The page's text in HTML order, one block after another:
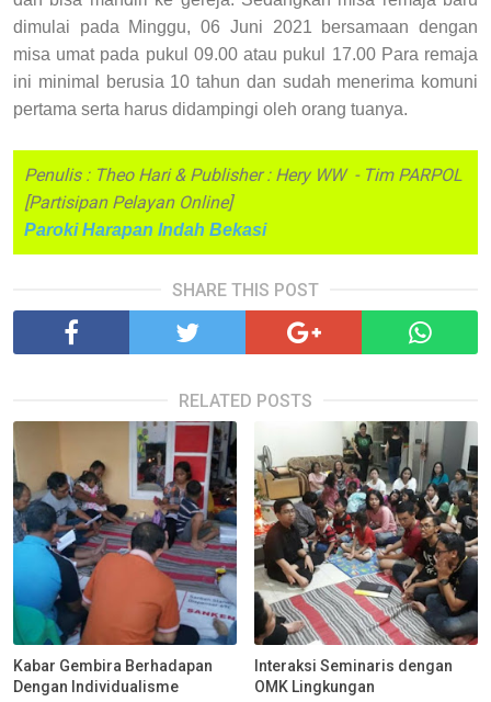
dimulai pada Minggu, 06 Juni 2021 bersamaan dengan
misa umat pada pukul 09.00 atau pukul 17.00 Para remaja
ini minimal berusia 10 tahun dan sudah menerima komuni
pertama serta harus didampingi oleh orang tuanya.
Penulis : Theo Hari & Publisher : Hery WW - Tim PARPOL
[Partisipan Pelayan Online]
Paroki Harapan Indah Bekasi
SHARE THIS POST
RELATED POSTS
Kabar Gembira Berhadapan
Dengan Individualisme
Interaksi Seminaris dengan
OMK Lingkungan